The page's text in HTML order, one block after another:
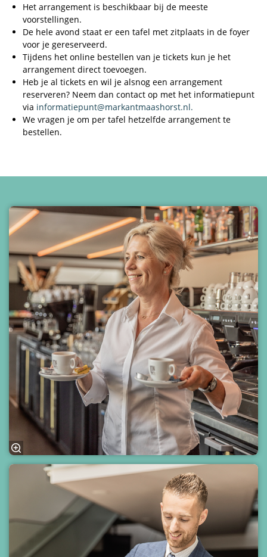
Het arrangement is beschikbaar bij de meeste
voorstellingen.
De hele avond staat er een tafel met zitplaats in de foyer
voor je gereserveerd.
Tijdens het online bestellen van je tickets kun je het
arrangement direct toevoegen.
Heb je al tickets en wil je alsnog een arrangement
reserveren? Neem dan contact op met het informatiepunt
via informatiepunt@markantmaashorst.nl.
We vragen je om per tafel hetzelfde arrangement te
bestellen.